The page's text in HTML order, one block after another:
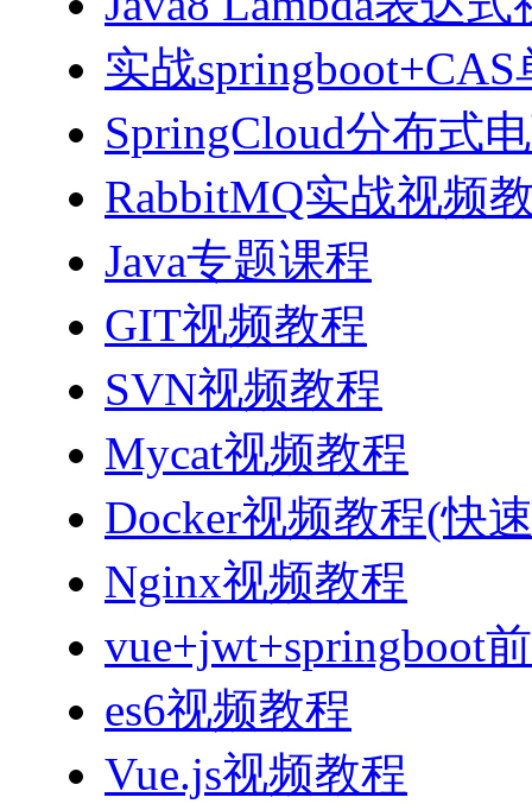
实战
SpringCloud分布式
RabbitMQ实战视频
Java专题课程
GIT视频教程
SVN视频教程
Mycat视频教程
Docker视频教程(快
Nginx视频教程
vue+jwt+springboot
es6视频教程
Vue.js视频教程